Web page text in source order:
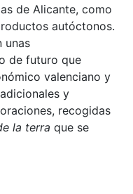
de Alicante, como
autóctonos.
unas
de futuro que
valenciano y
y
recogidas
la terra que se